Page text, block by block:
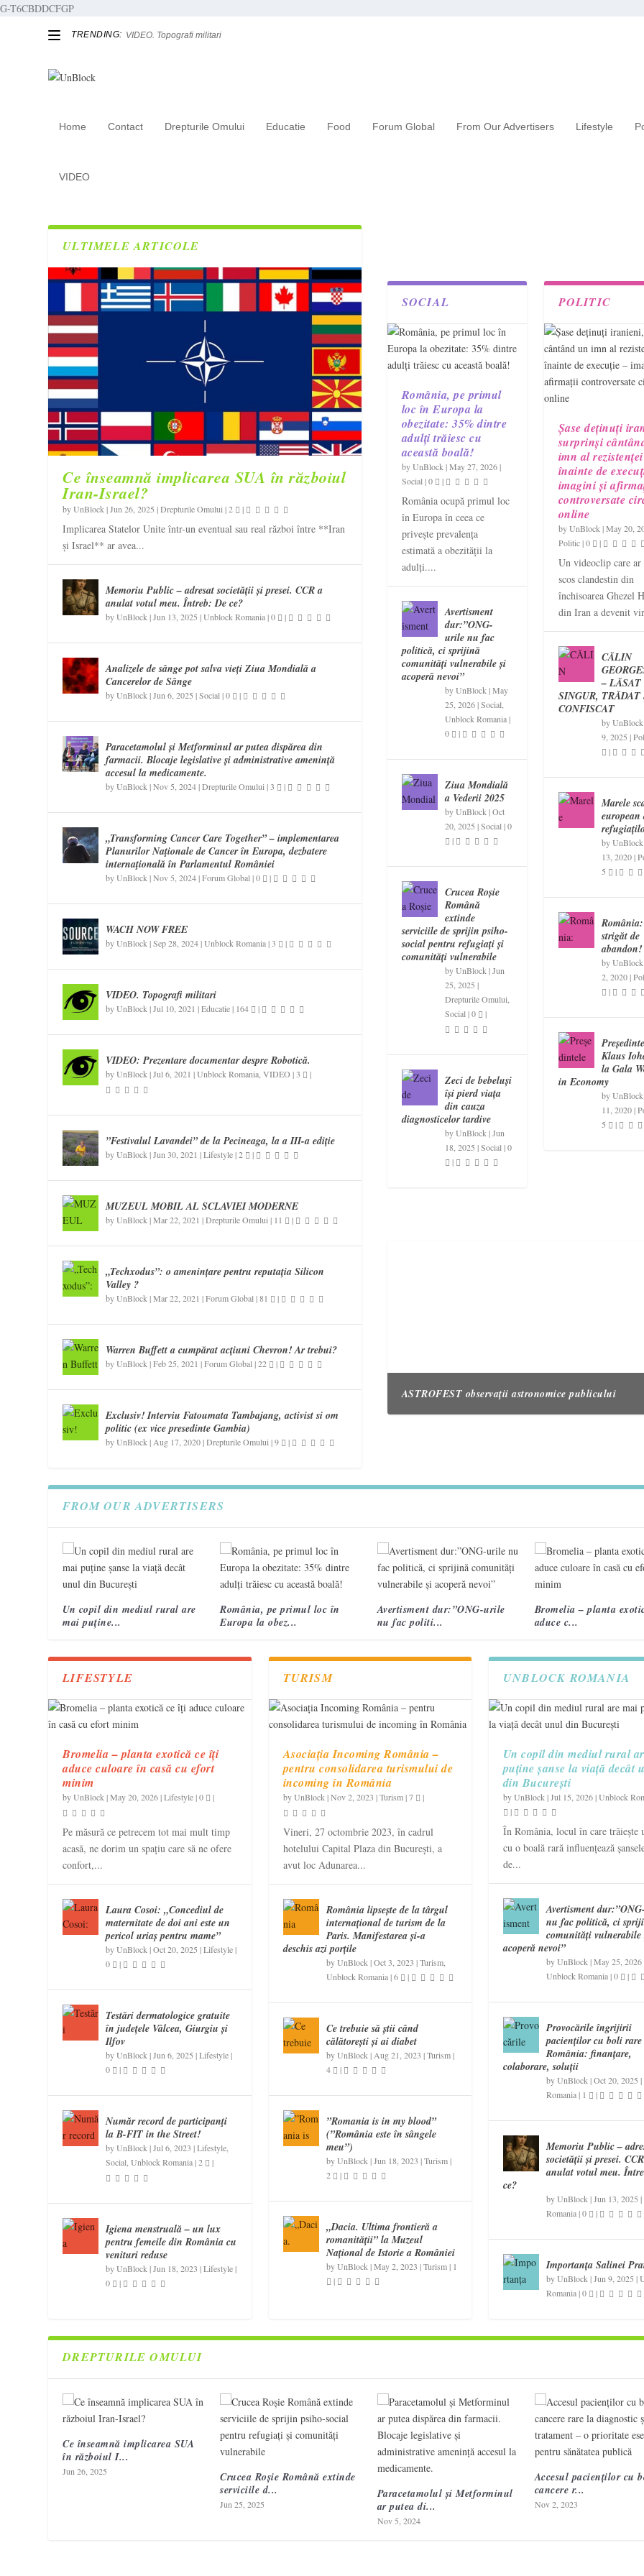
G-T6CBDDCFGP
TRENDING: VIDEO. Topografi militari
Home Contact Drepturile Omului Educatie Food Forum Global From Our Advertisers Lifestyle
VIDEO
Tag:
ULTIMELE ARTICOLE
Ce înseamnă implicarea SUA în războiul
Iran-Israel?
byUnBlock |Jun 26, 2025 |Drepturile Omului |2 |
Implicarea Statelor Unite într-un eventual sau real război între **Iran
și Israel** ar avea...
Memoriu Public – adresat societății și presei. CCR a
anulat votul meu. Întreb: De ce?
byUnBlock |Jun 13, 2025 |Unblock Romania|0 |
Analizele de sânge pot salva vieți Ziua Mondială a
Cancerelor de Sânge
byUnBlock |Jun 6, 2025 |Social |0 |
Paracetamolul și Metforminul ar putea dispărea din
farmacii. Blocaje legislative și administrative amenință
accesul la medicamente.
byUnBlock |Nov 5, 2024|Drepturile Omului |3 |
„Transforming Cancer Care Together” – implementarea
Planurilor Naţionale de Cancer în Europa, dezbatere
internaţională în Parlamentul României
byUnBlock |Nov 5, 2024|Forum Global |0 |
WACH NOW FREE
byUnBlock |Sep 28, 2024|Unblock Romania|3 |
VIDEO. Topografi militari
byUnBlock |Jul 10, 2021 |Educatie| 164 |
VIDEO: Prezentare documentar despre Robotică.
byUnBlock |Jul 6, 2021 |Unblock Romania ,VIDEO |3 |
”Festivalul Lavandei” de la Pecineaga, la a III-a ediție
byUnBlock |Jun 30, 2021 |Lifestyle|2 |
MUZEUL MOBIL AL SCLAVIEI MODERNE
byUnBlock |Mar 22, 2021 |Drepturile Omului | 11 |
„Techxodus”: o amenințare pentru reputația Silicon
Valley ?
byUnBlock |Mar 22, 2021 |Forum Global |81 |
Warren Buffett a cumpărat acțiuni Chevron! Ar trebui?
byUnBlock |Feb 25, 2021 |Forum Global |22 |
Exclusiv! Interviu Fatoumata Tambajang, activist si om
politic (ex vice presedinte Gambia)
byUnBlock | Aug 17, 2020|Drepturile Omului |9 |
SOCIAL
România, pe primul
loc în Europa la
obezitate: 35% dintre
adulți trăiesc cu
această boală!
byUnBlock |May 27, 2026|
Social |0 |
România ocupă primul loc
în Europa în ceea ce
privește prevalența
estimată a obezității la
adulți....
Avertisment
dur:”ONG-
urile nu fac
politică, ci sprijină
comunități vulnerabile și
acoperă nevoi”
byUnBlock |May
25, 2026|Social
Unblock Romania|
0
|
Ziua Mondială
a Vederii 2025
byUnBlock |Oct
20, 2025 |Social |0
|
Crucea Roșie
Română
extinde
serviciile de sprijin psiho-
social pentru refugiați și
comunități vulnerabile
byUnBlock |Jun
25, 2025 |
Drepturile Omului
Social |0 |
Zeci de bebeluși
își pierd viața
din cauza
diagnosticelor tardive
byUnBlock |Jun
18, 2025 |Social |0
|
POLITIC
Șase deținuți
surprinși
imn al rezistenței
înainte de
imagini și
controversate
online
byUnBlock |May 20,
Politic|0 |
Un videoclip care
scos clandestin din
închisoarea Ghezel
din Iran a devenit
CĂLIN
– LĂSAT
SINGUR, TRĂDAT
CONFISCAT
byUnBlock
9, 2025 |
|
Marele
european
byUnBlock
13, 2020|
5
|
România:
strigăt de
abandon!
byUnBlock
2, 2020|
|
Klaus
la Gala
in Economy
byUnBlock
11, 2020|
5
|
ASTROFEST observații astronomice publicului
3 semne care te ajută să recunoști un accident
cerebral 2
Campania „Are nevoie de tine. Vorbește cu ea!”
treia ediție.
VIDEO. Topografi militari
FROM OUR ADVERTISERS
Un copil din mediul rural are
mai puține...
România, pe primul loc în
Europa la obez...
Avertisment dur:”ONG-urile
nu fac politi...
Bromelia – planta
aduce c...
LIFESTYLE
Bromelia – planta exotică ce îți
aduce culoare în casă cu efort
minim
byUnBlock |May 20, 2026|Lifestyle|0 |
Pe măsură ce petrecem tot mai mult timp
acasă, ne dorim un spațiu care să ne ofere
confort,...
Laura Cosoi: „Concediul de
maternitate de doi ani este un
pericol uriaș pentru mame”
byUnBlock |Oct 20, 2025 |Lifestyle|
0
|
Testări dermatologice gratuite
în județele Vâlcea, Giurgiu și
Ilfov
byUnBlock |Jun 6, 2025 |Lifestyle|
0
|
Număr record de participanţi
la B-FIT in the Street!
byUnBlock |Jul 6, 2023 |Lifestyle
Social ,Unblock Romania|2 |
Igiena menstruală – un lux
pentru femeile din România cu
venituri reduse
byUnBlock |Jun 18, 2023 |Lifestyle|
0
|
TURISM
Asociația Incoming România –
pentru consolidarea turismului de
incoming în România
byUnBlock |Nov 2, 2023 |Turism|7 |
Vineri, 27 octombrie 2023, în cadrul
hotelului Capital Plaza din București, a
avut loc Adunarea...
România lipsește de la târgul
internațional de turism de la
Paris. Manifestarea și-a
deschis azi porțile
byUnBlock |Oct 3, 2023 |Turism,
Unblock Romania|6 |
Ce trebuie să știi când
călătorești și ai diabet
byUnBlock | Aug 21, 2023 |Turism|
4
|
”Romania is in my blood”
(”România este în sângele
meu”)
byUnBlock |Jun 18, 2023 |Turism|
2
|
„Dacia. Ultima frontieră a
romanității” la Muzeul
Național de Istorie a României
byUnBlock |May 2, 2023 |Turism| 1
|
UNBLOCK ROMANIA
Un copil din mediul rural
puține șanse la viață decât
din București
byUnBlock |Jul 15, 2026|Unblock
|
În România, locul în care trăiește
cu o boală rară influențează
de...
Avertisment
nu fac politică, ci
comunități vulnerabile
acoperă nevoi”
byUnBlock |May 25, 2026
Unblock Romania|0 |
Provocările îngrijirii
pacienților cu boli
România: finanțare,
colaborare, soluții
byUnBlock |Oct 20, 2025 |
Romania| 1 |
Memoriu Public –
societății și presei.
anulat votul meu.
ce?
byUnBlock |Jun 13, 2025 |
Romania|0 |
Importanța Salinei
byUnBlock |Jun 9, 2025 |
Romania|0 |
DREPTURILE OMULUI
Ce înseamnă implicarea SUA
în războiul I...
Jun 26, 2025
Crucea Roșie Română extinde
serviciile d...
Jun 25, 2025
Paracetamolul și Metforminul
ar putea di...
Nov 5, 2024
Accesul pacienților cu
cancere r...
Nov 2, 2023